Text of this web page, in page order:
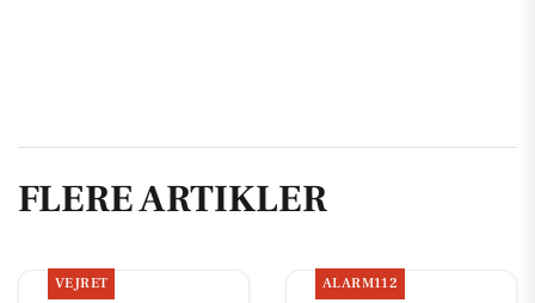
FLERE ARTIKLER
VEJRET ALARM112